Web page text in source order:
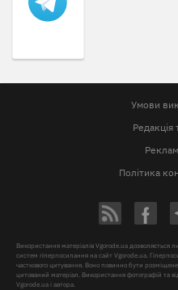
Умови
Редакція
Політика
Використання матеріалів Vgorode.ua дозволяється
систем гіперпосилання на сайт Vgorode.ua.
часткового цитування. Воно повинно бути
цитований матеріал. Використання фотографій та
Vgorode.ua і автора.